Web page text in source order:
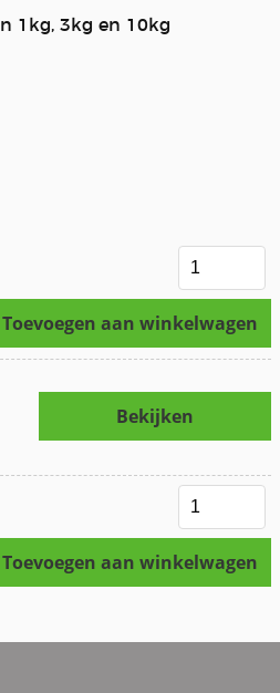
1kg, 3kg en 10kg
Toevoegen aan winkelwagen
Bekijken
Toevoegen aan winkelwagen